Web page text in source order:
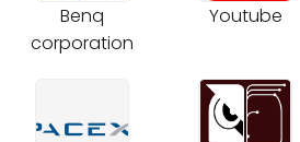
Youtube
Benq
corporation